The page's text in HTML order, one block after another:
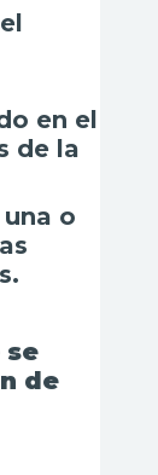
en el
de la
o
se
de